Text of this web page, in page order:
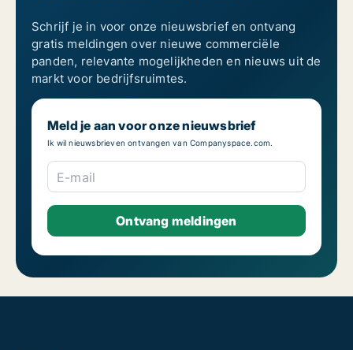
Schrijf je in voor onze nieuwsbrief en ontvang
gratis meldingen over nieuwe commerciële
panden, relevante mogelijkheden en nieuws uit de
markt voor bedrijfsruimtes.
Meld je aan voor onze nieuwsbrief
Ik wil nieuwsbrieven ontvangen van Companyspace.com.
E-mail